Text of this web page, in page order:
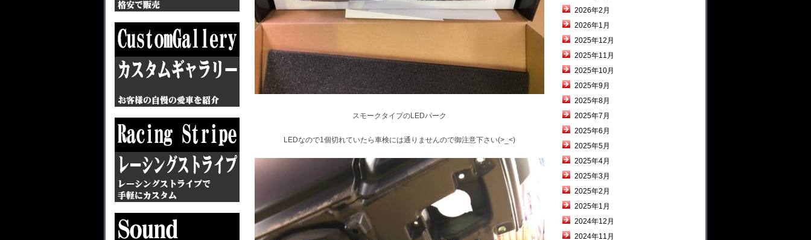
スモークタイプのLEDパーク
LEDなので1個切れていたら車検には通りませんので御注意下さい(>_<)
2026年2月
2026年1月
2025年12月
2025年11月
2025年10月
2025年9月
2025年8月
2025年7月
2025年6月
2025年5月
2025年4月
2025年3月
2025年2月
2025年1月
2024年12月
2024年11月